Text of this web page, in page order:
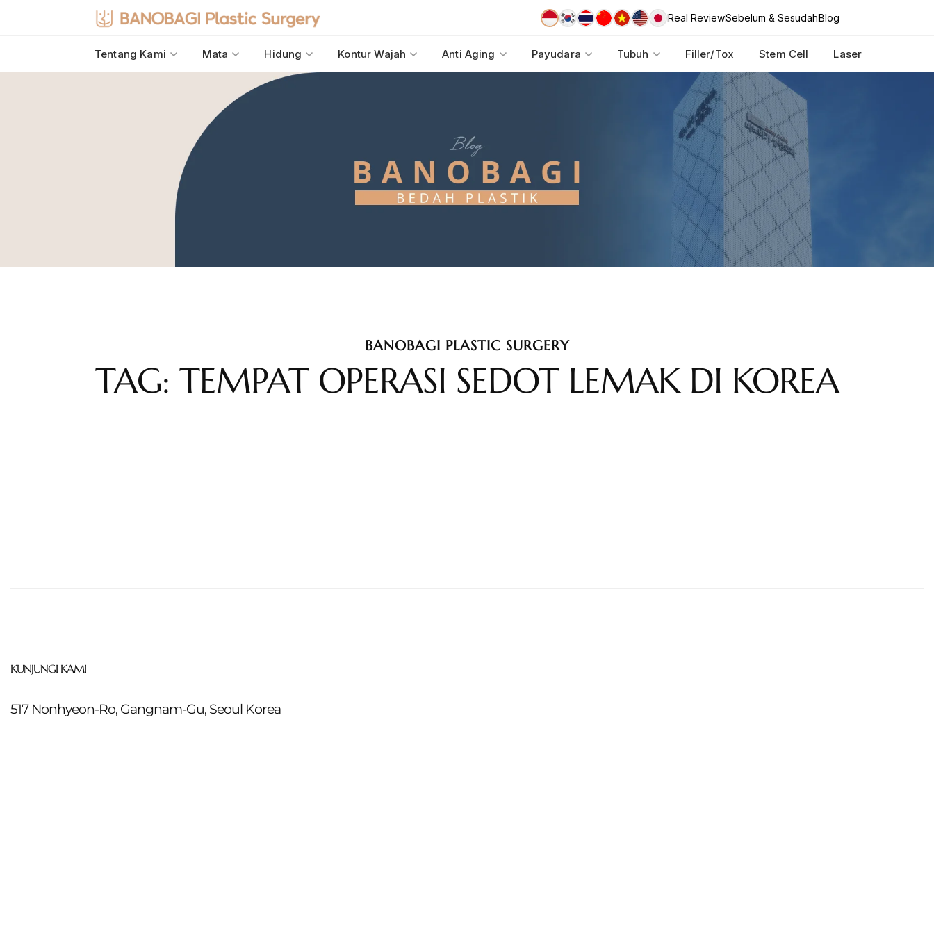
Real ReviewSebelum & SesudahBlog
Tentang Kami Mata Hidung Kontur Wajah Anti Aging Payudara Tubuh Filler/Tox Stem Cell Laser
BANOBAGI PLASTIC SURGERY
TAG: TEMPAT OPERASI SEDOT LEMAK DI KOREA
KUNJUNGI KAMI
517 Nonhyeon-Ro, Gangnam-Gu, Seoul Korea